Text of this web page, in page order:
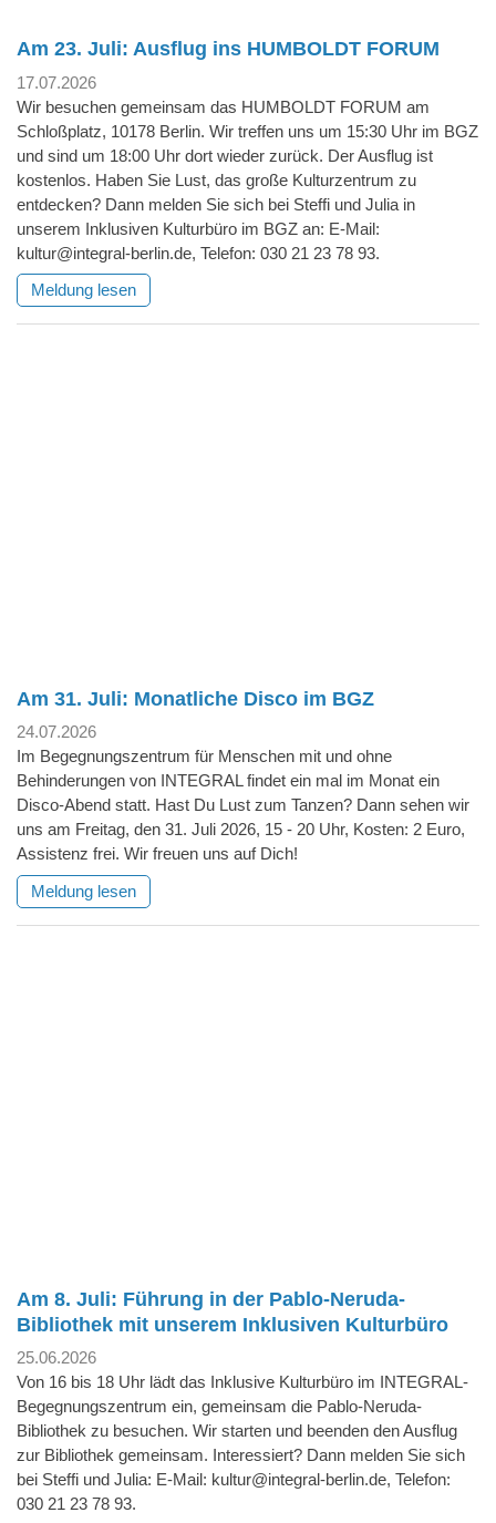
Am 23. Juli: Ausflug ins HUMBOLDT FORUM
17.07.2026
Wir besuchen gemeinsam das HUMBOLDT FORUM am
Schloßplatz, 10178 Berlin. Wir treffen uns um 15:30 Uhr im BGZ
und sind um 18:00 Uhr dort wieder zurück. Der Ausflug ist
kostenlos. Haben Sie Lust, das große Kulturzentrum zu
entdecken? Dann melden Sie sich bei Steffi und Julia in
unserem Inklusiven Kulturbüro im BGZ an: E-Mail:
kultur@integral-berlin.de, Telefon: 030 21 23 78 93.
Meldung lesen
Am 31. Juli: Monatliche Disco im BGZ
24.07.2026
Im Begegnungszentrum für Menschen mit und ohne
Behinderungen von INTEGRAL findet ein mal im Monat ein
Disco-Abend statt. Hast Du Lust zum Tanzen? Dann sehen wir
uns am Freitag, den 31. Juli 2026, 15 - 20 Uhr, Kosten: 2 Euro,
Assistenz frei. Wir freuen uns auf Dich!
Meldung lesen
Am 8. Juli: Führung in der Pablo-Neruda-
Bibliothek mit unserem Inklusiven Kulturbüro
25.06.2026
Von 16 bis 18 Uhr lädt das Inklusive Kulturbüro im INTEGRAL-
Begegnungszentrum ein, gemeinsam die Pablo-Neruda-
Bibliothek zu besuchen. Wir starten und beenden den Ausflug
zur Bibliothek gemeinsam. Interessiert? Dann melden Sie sich
bei Steffi und Julia: E-Mail: kultur@integral-berlin.de, Telefon:
030 21 23 78 93.